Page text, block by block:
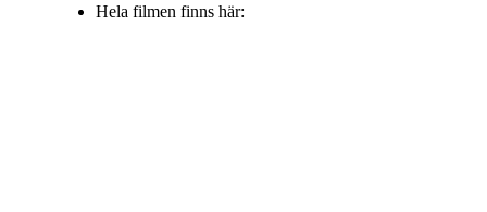
Hela filmen finns här: